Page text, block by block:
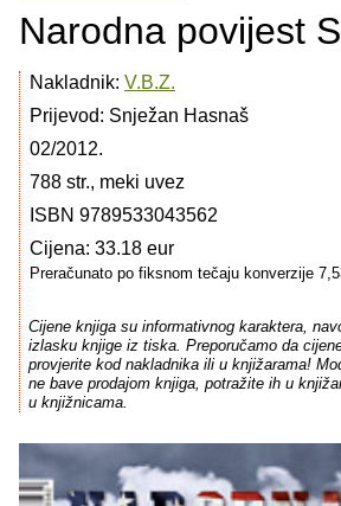
Narodna povijest
Nakladnik: V.B.Z.
Prijevod: Snježan Hasnaš
02/2012.
788 str., meki uvez
ISBN 9789533043562
Cijena: 33.18 eur
Preračunato po fiksnom tečaju konverzije
Cijene knjiga su informativnog karaktera,
izlasku knjige iz tiska. Preporučamo da
provjerite kod nakladnika ili u knjižarama!
ne bave prodajom knjiga, potražite ih u
u knjižnicama.